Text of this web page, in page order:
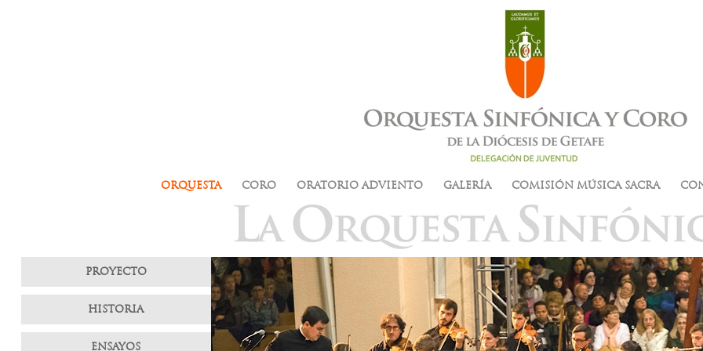
ORQUESTA CORO ORATORIO ADVIENTO GALERÍA COMISIÓN MÚSICA SACRA
PROYECTO
HISTORIA
ENSAYOS